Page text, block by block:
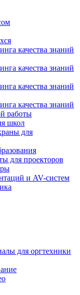
качества знаний
качества знаний
качества знаний
качества знаний
работы
школ
для
для проекторов
и AV-систем
для оргтехники